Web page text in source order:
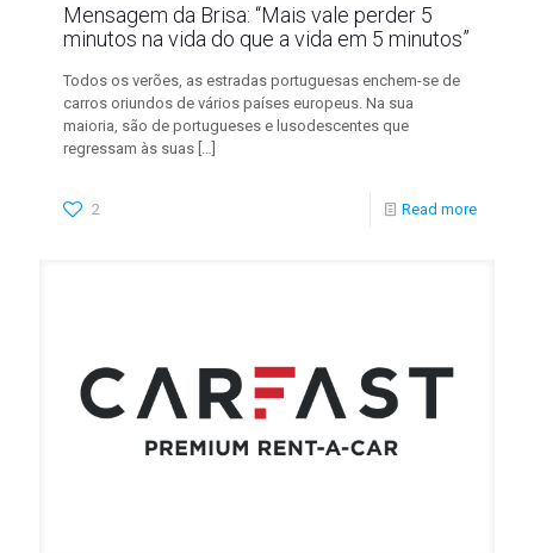
Mensagem da Brisa: “Mais vale perder 5
minutos na vida do que a vida em 5 minutos”
Todos os verões, as estradas portuguesas enchem-se de
carros oriundos de vários países europeus. Na sua
maioria, são de portugueses e lusodescentes que
regressam às suas […]
2 Read more